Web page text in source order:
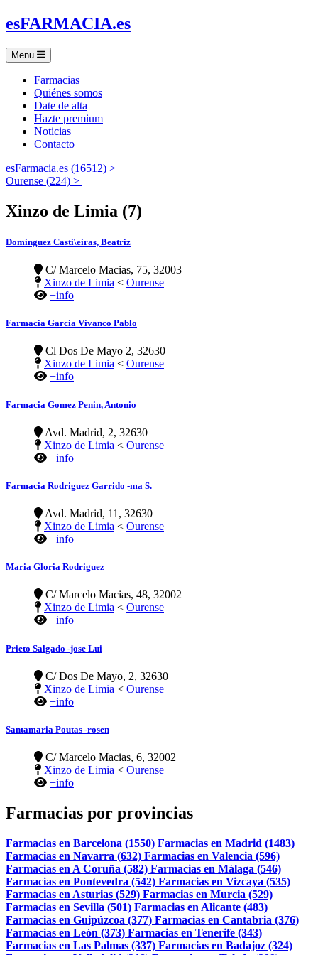
esFARMACIA.es
Menu
Farmacias
Quiénes somos
Date de alta
Hazte premium
Noticias
Contacto
esFarmacia.es (16512) >
Ourense (224) >
Xinzo de Limia (7)
Dominguez Casti\eiras, Beatriz
C/ Marcelo Macias, 75, 32003
Xinzo de Limia < Ourense
+info
Farmacia Garcia Vivanco Pablo
Cl Dos De Mayo 2, 32630
Xinzo de Limia < Ourense
+info
Farmacia Gomez Penin, Antonio
Avd. Madrid, 2, 32630
Xinzo de Limia < Ourense
+info
Farmacia Rodriguez Garrido -ma S.
Avd. Madrid, 11, 32630
Xinzo de Limia < Ourense
+info
Maria Gloria Rodriguez
C/ Marcelo Macias, 48, 32002
Xinzo de Limia < Ourense
+info
Prieto Salgado -jose Lui
C/ Dos De Mayo, 2, 32630
Xinzo de Limia < Ourense
+info
Santamaria Poutas -rosen
C/ Marcelo Macias, 6, 32002
Xinzo de Limia < Ourense
+info
Farmacias por provincias
Farmacias en Barcelona (1550) Farmacias en Madrid (1483)
Farmacias en Navarra (632) Farmacias en Valencia (596)
Farmacias en A Coruña (582) Farmacias en Málaga (546)
Farmacias en Pontevedra (542) Farmacias en Vizcaya (535)
Farmacias en Asturias (529) Farmacias en Murcia (529)
Farmacias en Sevilla (501) Farmacias en Alicante (483)
Farmacias en Guipúzcoa (377) Farmacias en Cantabria (376)
Farmacias en León (373) Farmacias en Tenerife (343)
Farmacias en Las Palmas (337) Farmacias en Badajoz (324)